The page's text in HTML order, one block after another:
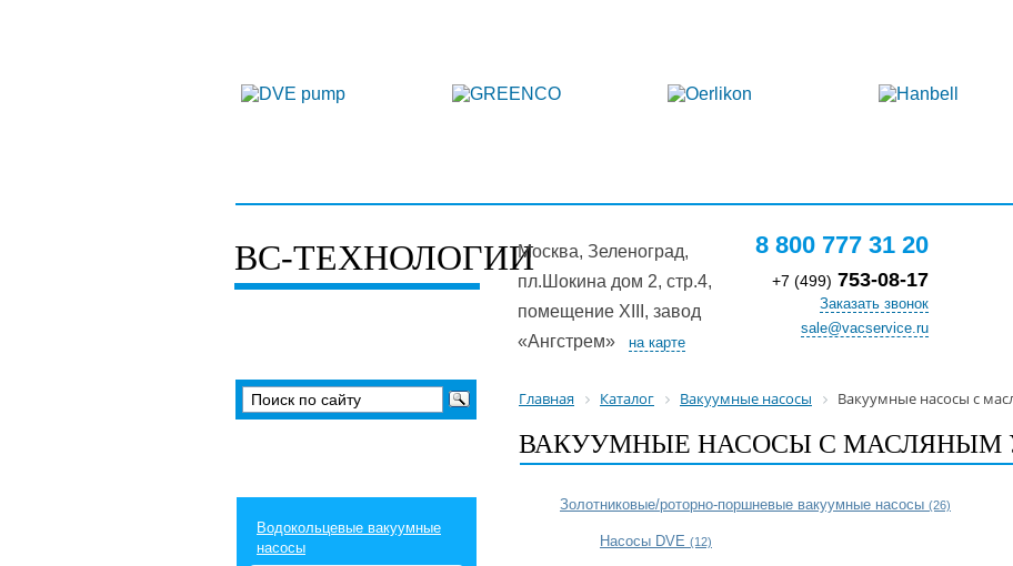
ВС-ТЕХНОЛОГИИ 8 800 777 31 20
+7 (499) 753-08-17
Заказать звонок
sale@vacservice.ru
Москва, Зелeноград,
пл.Шокина дом 2, стр.4,
помещение XIII, завод
«Ангстрем»
на карте
Водокольцевые вакуумные
насосы
Главная Каталог Вакуумные насосы Вакуумные насосы с
ВАКУУМНЫЕ НАСОСЫ С МАСЛЯНЫМ
Золотниковые/роторно-поршневые вакуумные насосы (26)
Насосы DVE (12)